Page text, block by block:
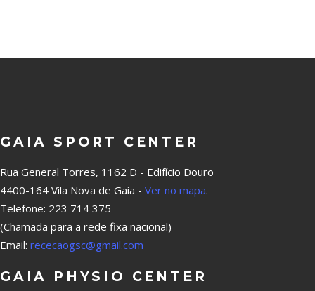
GAIA SPORT CENTER
Rua General Torres, 1162 D - Edifício Douro
4400-164 Vila Nova de Gaia - Ver no mapa.
Telefone: 223 714 375
(Chamada para a rede fixa nacional)
Email: rececaogsc@gmail.com
GAIA PHYSIO CENTER